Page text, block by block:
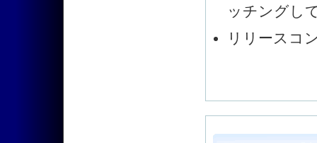
ッチングし
リリースコ